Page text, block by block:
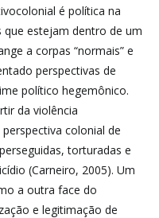
é política na
estejam dentro de um
a corpas “normais” e
perspectivas de
político hegemônico.
da violência
colonial de
torturadas e
(Carneiro, 2005). Um
a outra face do
e legitimação de